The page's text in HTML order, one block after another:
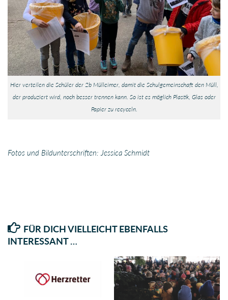
Hier verteilen die Schüler der 2b Mülleimer, damit die Schulgemeinschaft den Müll,
der produziert wird, noch besser trennen kann. So ist es möglich Plastik, Glas oder
Papier zu recyceln.
Fotos und Bildunterschriften: Jessica Schmidt
FÜR DICH VIELLEICHT EBENFALLS
INTERESSANT …